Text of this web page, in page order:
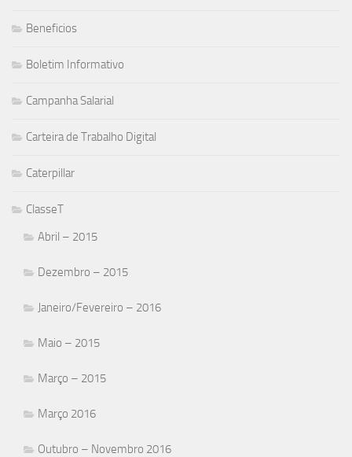
Beneficios
Boletim Informativo
Campanha Salarial
Carteira de Trabalho Digital
Caterpillar
ClasseT
Abril – 2015
Dezembro – 2015
Janeiro/Fevereiro – 2016
Maio – 2015
Março – 2015
Março 2016
Outubro – Novembro 2016